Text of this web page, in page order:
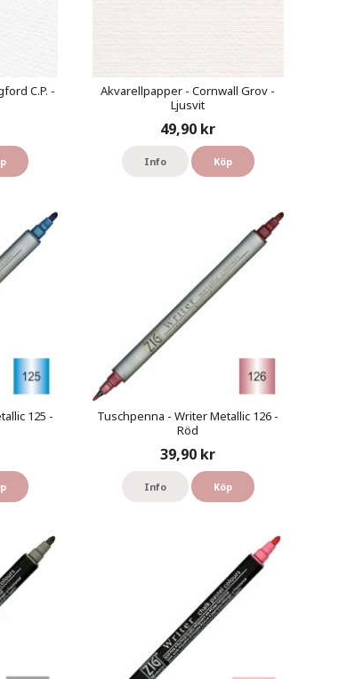
C.P. -
Akvarellpapper - Cornwall Grov -
Ljusvit
49,90 kr
Info Köp
125 -
Tuschpenna - Writer Metallic 126 -
Röd
39,90 kr
Info Köp